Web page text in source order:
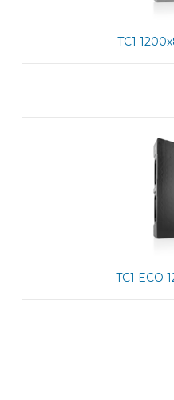
TC1
TC1 ECO